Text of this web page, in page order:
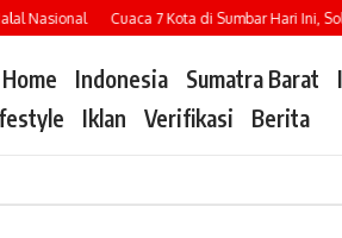
Nasional Cuaca 7 Kota di Sumbar Hari Ini,
Home Indonesia Sumatra Barat
Iklan Verifikasi Berita